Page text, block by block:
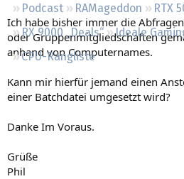
Podcast RAMageddon
RTX
RX 9000 „Deals“
Ideale
CPU-Rangliste
Ich habe bisher immer die
oder Gruppenmitgliedschaften
anhand von Computernames.
Kann mir hierfür jemand einen
einer Batchdatei umgesetzt wird?
Danke Im Voraus.
Grüße
Phil